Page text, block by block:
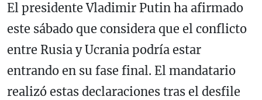
El presidenteVladimir Putin ha afirmado
este sábado que considera que el conflicto
entre Rusia y Ucrania podría estar
entrando en su fase final. El mandatario
realizó estas declaraciones tras el desfile